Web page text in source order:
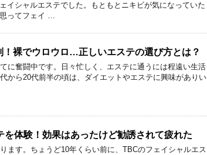
イシャルエステでした。もともとニキビが気になっていた
ってフェイ …
！裸でウロウロ…正しいエステの選び方とは？
に奮闘中です。日々忙しく、エステに通うには程遠い生活
から20代前半の頃は、ダイエットやエステに興味がありい
体験！効果はあったけど勧誘されて疲れた
ます。ちょうど10年くらい前に、TBCのフェイシャルエス